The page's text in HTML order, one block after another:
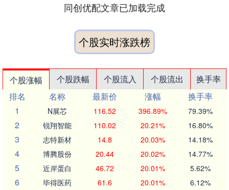
同创优配文章已加载完成
个股实时涨跌榜
个股涨幅 个股跌幅 个股流入 个股流出
换手率
排名
名称 最新价 涨幅
换手率
1
N展芯 116.52 396.89% 79.39%
2 锐翔智能 110.02 20.21% 16.80%
3 志特新材 14.8 20.03% 14.18%
4 博腾股份 20.44 20.02% 14.77%
5 近岸蛋白 46.72 20.01% 5.62%
6 毕得医药 61.6 20.01% 6.12%